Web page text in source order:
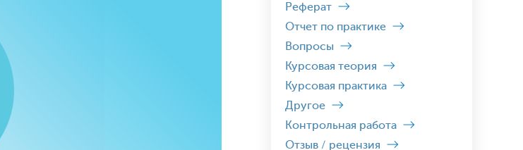
Реферат
Отчет по практике
Вопросы
Курсовая теория
Курсовая практика
Другое
Контрольная работа
Отзыв / рецензия